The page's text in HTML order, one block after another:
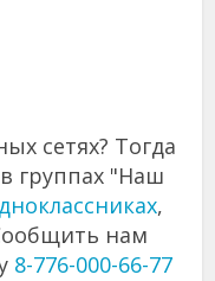
сетях? Тогда
группах "Наш
,
нам
8-776-000-66-77